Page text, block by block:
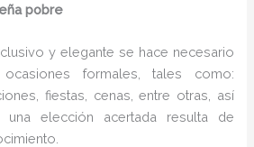
pobre
y elegante se hace necesario
ocasiones formales, tales como:
fiestas, cenas, entre otras, así
elección acertada resulta de